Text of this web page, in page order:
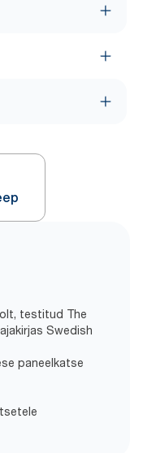
testitud The
Swedish
paneelkatse